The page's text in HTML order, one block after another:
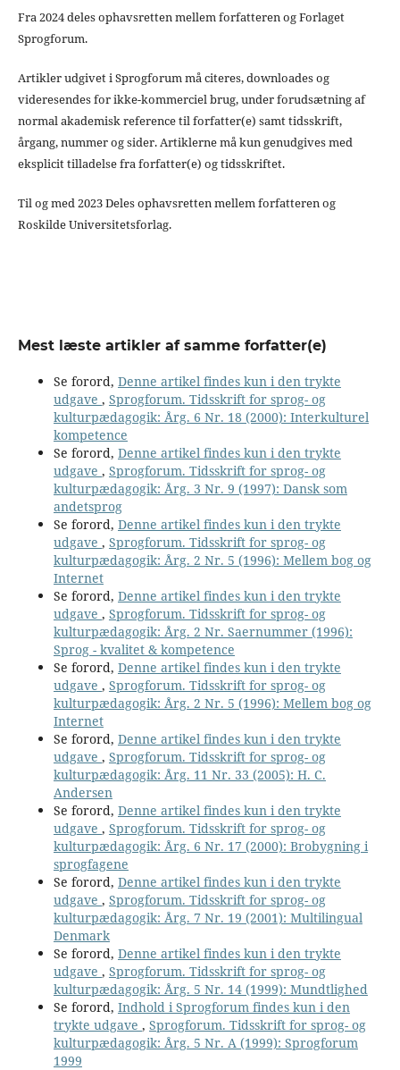
Fra 2024 deles ophavsretten mellem forfatteren og Forlaget
Sprogforum.
Artikler udgivet i Sprogforum må citeres, downloades og
videresendes for ikke-kommerciel brug, under forudsætning af
normal akademisk reference til forfatter(e) samt tidsskrift,
årgang, nummer og sider. Artiklerne må kun genudgives med
eksplicit tilladelse fra forfatter(e) og tidsskriftet.
Til og med 2023 Deles ophavsretten mellem forfatteren og
Roskilde Universitetsforlag.
Mest læste artikler af samme forfatter(e)
Se forord, Denne artikel findes kun i den trykte
udgave , Sprogforum. Tidsskrift for sprog- og
kulturpædagogik: Årg. 6 Nr. 18 (2000): Interkulturel
kompetence
Se forord, Denne artikel findes kun i den trykte
udgave , Sprogforum. Tidsskrift for sprog- og
kulturpædagogik: Årg. 3 Nr. 9 (1997): Dansk som
andetsprog
Se forord, Denne artikel findes kun i den trykte
udgave , Sprogforum. Tidsskrift for sprog- og
kulturpædagogik: Årg. 2 Nr. 5 (1996): Mellem bog og
Internet
Se forord, Denne artikel findes kun i den trykte
udgave , Sprogforum. Tidsskrift for sprog- og
kulturpædagogik: Årg. 2 Nr. Saernummer (1996):
Sprog - kvalitet & kompetence
Se forord, Denne artikel findes kun i den trykte
udgave , Sprogforum. Tidsskrift for sprog- og
kulturpædagogik: Årg. 2 Nr. 5 (1996): Mellem bog og
Internet
Se forord, Denne artikel findes kun i den trykte
udgave , Sprogforum. Tidsskrift for sprog- og
kulturpædagogik: Årg. 11 Nr. 33 (2005): H. C.
Andersen
Se forord, Denne artikel findes kun i den trykte
udgave , Sprogforum. Tidsskrift for sprog- og
kulturpædagogik: Årg. 6 Nr. 17 (2000): Brobygning i
sprogfagene
Se forord, Denne artikel findes kun i den trykte
udgave , Sprogforum. Tidsskrift for sprog- og
kulturpædagogik: Årg. 7 Nr. 19 (2001): Multilingual
Denmark
Se forord, Denne artikel findes kun i den trykte
udgave , Sprogforum. Tidsskrift for sprog- og
kulturpædagogik: Årg. 5 Nr. 14 (1999): Mundtlighed
Se forord, Indhold i Sprogforum findes kun i den
trykte udgave , Sprogforum. Tidsskrift for sprog- og
kulturpædagogik: Årg. 5 Nr. A (1999): Sprogforum
1999